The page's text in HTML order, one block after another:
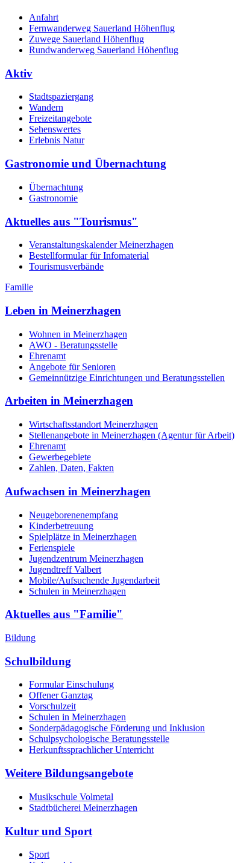
Anfahrt
Fernwanderweg Sauerland Höhenflug
Zuwege Sauerland Höhenflug
Rundwanderweg Sauerland Höhenflug
Aktiv
Stadtspaziergang
Wandern
Freizeitangebote
Sehenswertes
Erlebnis Natur
Gastronomie und Übernachtung
Übernachtung
Gastronomie
Aktuelles aus "Tourismus"
Veranstaltungskalender Meinerzhagen
Bestellformular für Infomaterial
Tourismusverbände
Familie
Leben in Meinerzhagen
Wohnen in Meinerzhagen
AWO - Beratungsstelle
Ehrenamt
Angebote für Senioren
Gemeinnützige Einrichtungen und Beratungsstellen
Arbeiten in Meinerzhagen
Wirtschaftsstandort Meinerzhagen
Stellenangebote in Meinerzhagen (Agentur für Arbeit)
Ehrenamt
Gewerbegebiete
Zahlen, Daten, Fakten
Aufwachsen in Meinerzhagen
Neugeborenenempfang
Kinderbetreuung
Spielplätze in Meinerzhagen
Ferienspiele
Jugendzentrum Meinerzhagen
Jugendtreff Valbert
Mobile/Aufsuchende Jugendarbeit
Schulen in Meinerzhagen
Aktuelles aus "Familie"
Bildung
Schulbildung
Formular Einschulung
Offener Ganztag
Vorschulzeit
Schulen in Meinerzhagen
Sonderpädagogische Förderung und Inklusion
Schulpsychologische Beratungsstelle
Herkunftssprachlicher Unterricht
Weitere Bildungsangebote
Musikschule Volmetal
Stadtbücherei Meinerzhagen
Kultur und Sport
Sport